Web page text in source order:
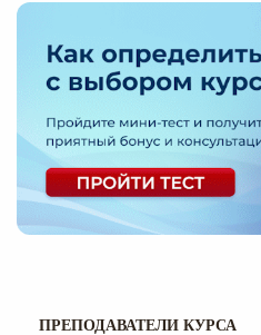
ПРЕПОДАВАТЕЛИ КУРСА